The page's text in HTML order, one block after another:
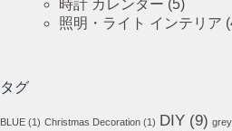
時計 カレンダー (5)
照明・ライト インテリア
タグ
BLUE (1) Christmas Decoration (1) DIY (9)